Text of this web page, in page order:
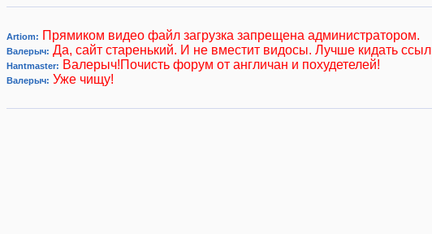
Artiom: Прямиком видео файл загрузка запрещена администратором.
Валерыч: Да, сайт старенький. И не вместит видосы. Лучше кидать
Hantmaster: Валерыч!Почисть форум от англичан и похудетелей!
Валерыч: Уже чищу!